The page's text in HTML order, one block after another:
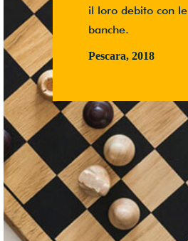
il loro debito con le
banche.
Pescara, 2018